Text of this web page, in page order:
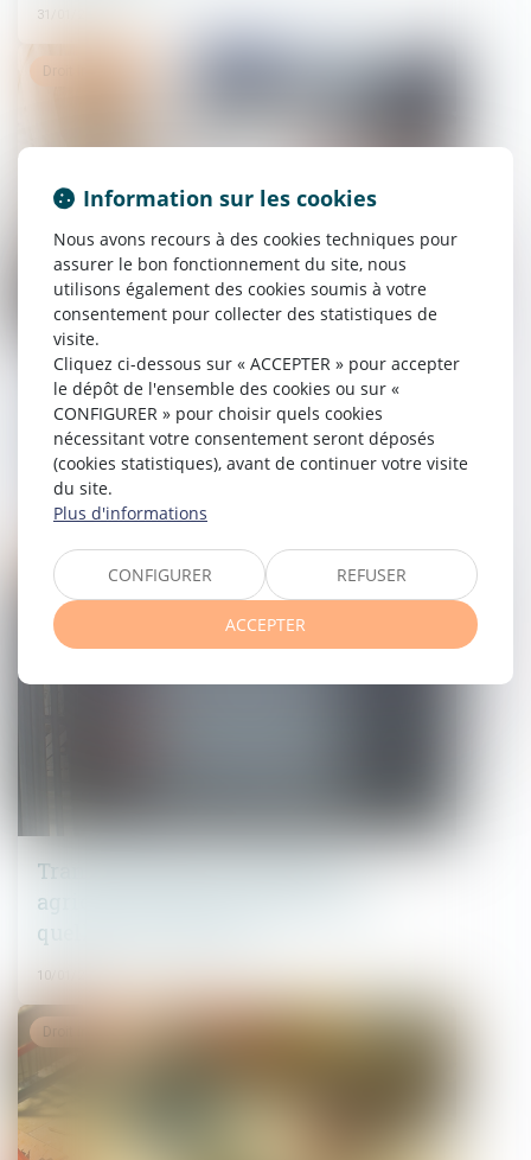
31/01/2024
Urbanisme & construction : production
d'énergies renouvelables ou système
de végétalisation sur les toitures du
bâtiment
17/01/2024
Droit immobilier
Transformation d’un bâtiment
agricole en bâtiment d’habitation :
quelles autorisations ?
10/01/2024
Droit immobilier
Droit immobilier
Information sur les cookies
Nous avons recours à des cookies techniques pour
assurer le bon fonctionnement du site, nous
utilisons également des cookies soumis à votre
consentement pour collecter des statistiques de
visite.
Cliquez ci-dessous sur « ACCEPTER » pour accepter
le dépôt de l'ensemble des cookies ou sur «
CONFIGURER » pour choisir quels cookies
nécessitant votre consentement seront déposés
(cookies statistiques), avant de continuer votre visite
du site.
Plus d'informations
CONFIGURER REFUSER
ACCEPTER